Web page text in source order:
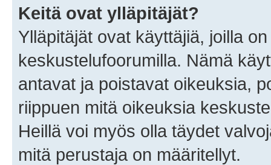
Keitä ovat ylläpitäjät?
Ylläpitäjät ovat käyttäjiä, joilla
keskustelufoorumilla. Nämä
antavat ja poistavat oikeuksia,
riippuen mitä oikeuksia
Heillä voi myös olla täydet
mitä perustaja on määritellyt.